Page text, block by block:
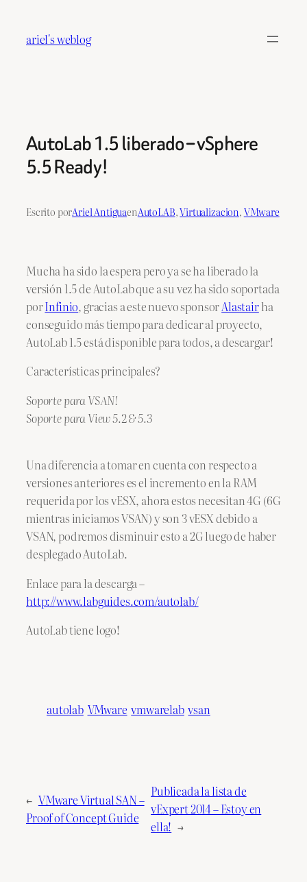
contenido
ariel's weblog
AutoLab 1.5 liberado – vSphere
5.5 Ready!
Escrito porAriel AntiguaenAutoLAB, Virtualizacion, VMware
Mucha ha sido la espera pero ya se ha liberado la
versión 1.5 de AutoLab que a su vez ha sido soportada
porInfinio, gracias a este nuevo sponsorAlastairha
conseguido más tiempo para dedicar al proyecto,
AutoLab 1.5 está disponible para todos, a descargar!
Características principales?
Soporte para VSAN!
Soporte para View 5.2 & 5.3
Una diferencia a tomar en cuenta con respecto a
versiones anteriores es el incremento en la RAM
requerida por los vESX, ahora estos necesitan 4G (6G
mientras iniciamos VSAN) y son 3 vESX debido a
VSAN, podremos disminuir esto a 2G luego de haber
desplegado AutoLab.
Enlace para la descarga –
http://www.labguides.com/autolab/
AutoLab tiene logo!
autolab VMware vmwarelab vsan
← VMware Virtual SAN –
Proof of Concept Guide
Publicada la lista de
vExpert 2014 – Estoy en
ella! →